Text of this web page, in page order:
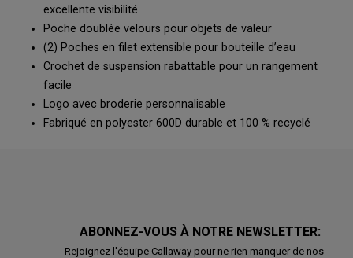
excellente visibilité
Poche doublée velours pour objets de valeur
(2) Poches en filet extensible pour bouteille d’eau
Crochet de suspension rabattable pour un rangement
facile
Logo avec broderie personnalisable
Fabriqué en polyester 600D durable et 100 % recyclé
ABONNEZ-VOUS À NOTRE NEWSLETTER:
Rejoignez l'équipe Callaway pour ne rien manquer de nos